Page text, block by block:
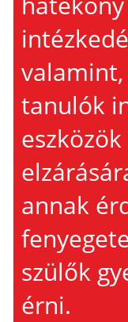
valamint,
tanulók
annak
szülők
érni.